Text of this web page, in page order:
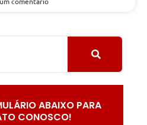
ABAIXO PARA
CONOSCO!